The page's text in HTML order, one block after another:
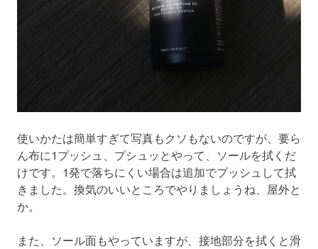
使いかたは簡単すぎて写真もクソもないのですが、要ら
ん布に1プッシュ、プシュッとやって、ソールを拭くだ
けです。1発で落ちにくい場合は追加でプッシュして拭
きました。換気のいいところでやりましょうね、屋外と
か。
また、ソール面もやっていますが、接地部分を拭くと滑